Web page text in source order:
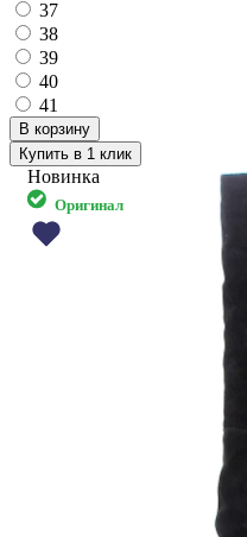
37
38
39
40
41
Купить в 1 клик
Новинка
Оригинал